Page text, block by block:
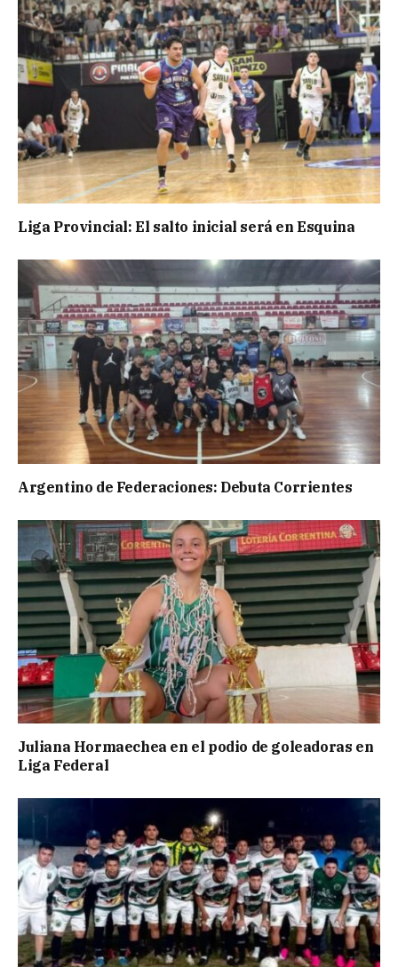
Liga Provincial: El salto inicial será en Esquina
Argentino de Federaciones: Debuta Corrientes
Juliana Hormaechea en el podio de goleadoras en
Liga Federal